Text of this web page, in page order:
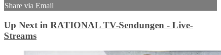
Share via Email
Up Next in RATIONAL TV-Sendungen - Live-
Streams